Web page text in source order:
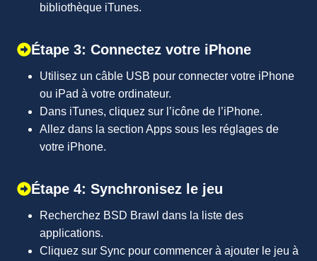
bibliothèque iTunes.
Étape 3: Connectez votre iPhone
Utilisez un câble USB pour connecter votre iPhone
ou iPad à votre ordinateur.
Dans iTunes, cliquez sur l’icône de l’iPhone.
Allez dans la section Apps sous les réglages de
votre iPhone.
Étape 4: Synchronisez le jeu
Recherchez BSD Brawl dans la liste des
applications.
Cliquez sur Sync pour commencer à ajouter le jeu à